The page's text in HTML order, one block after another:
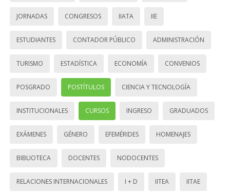
JORNADAS CONGRESOS IIATA IIE
ESTUDIANTES CONTADOR PÚBLICO ADMINISTRACIÓN
TURISMO ESTADÍSTICA ECONOMÍA CONVENIOS
POSGRADO POSTÍTULOS CIENCIA Y TECNOLOGÍA
INSTITUCIONALES CURSOS INGRESO GRADUADOS
EXÁMENES GÉNERO EFEMÉRIDES HOMENAJES
BIBLIOTECA DOCENTES NODOCENTES
RELACIONES INTERNACIONALES I + D IITEA IITAE